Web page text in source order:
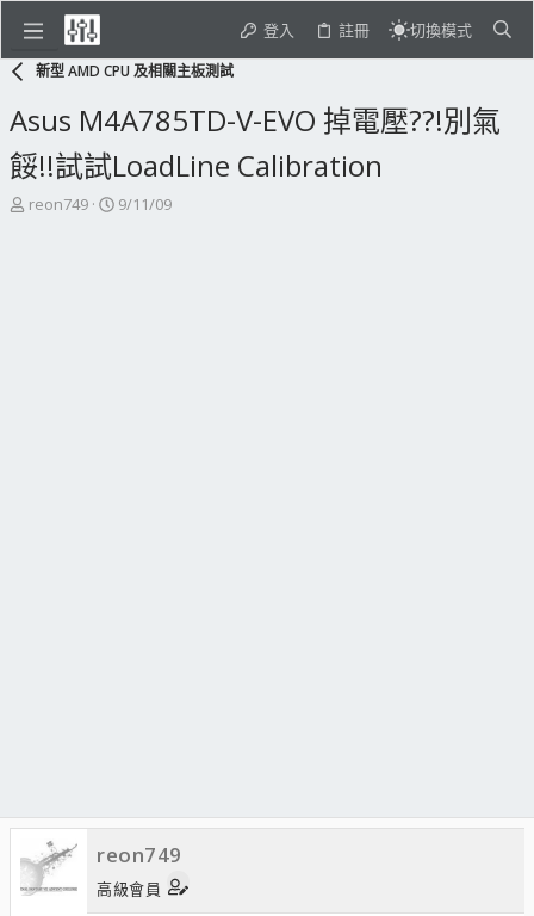
登入 註冊 切換模式
新型 AMD CPU 及相關主板測試
Asus M4A785TD-V-EVO 掉電壓??!別氣
餒!!試試LoadLine Calibration
主
reon749
開
9/11/09
reon749
高級會員